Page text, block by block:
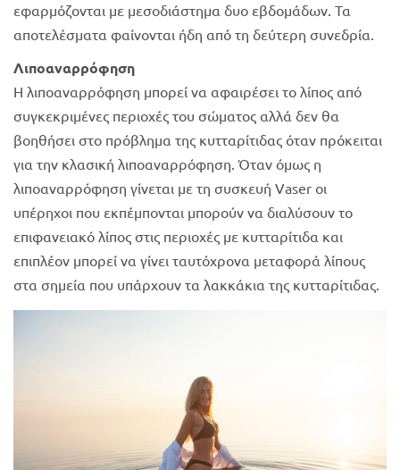
εφαρμόζονται με μεσοδιάστημα δυο εβδομάδων. Τα
αποτελέσματα φαίνονται ήδη από τη δεύτερη συνεδρία.
Λιποαναρρόφηση
Η λιποαναρρόφηση μπορεί να αφαιρέσει το λίπος από
συγκεκριμένες περιοχές του σώματος αλλά δεν θα
βοηθήσει στο πρόβλημα της κυτταρίτιδας όταν πρόκειται
για την κλασική λιποαναρρόφηση. Όταν όμως η
λιποαναρρόφηση γίνεται με τη συσκευή Vaser οι
υπέρηχοι που εκπέμπονται μπορούν να διαλύσουν το
επιφανειακό λίπος στις περιοχές με κυτταρίτιδα και
επιπλέον μπορεί να γίνει ταυτόχρονα μεταφορά λίπους
στα σημεία που υπάρχουν τα λακκάκια της κυτταρίτιδας.